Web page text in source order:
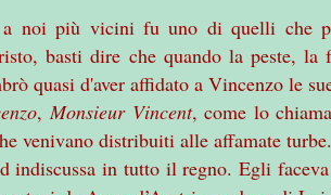
noi più vicini fu uno di quelli che
basti dire che quando la peste, la
quasi d'aver affidato a Vincenzo le
, Monsieur Vincent, come lo
venivano distribuiti alle affamate turbe.
indiscussa in tutto il regno. Egli